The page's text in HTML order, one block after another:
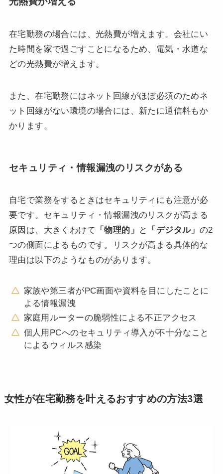
在宅勤務の場合には、光熱費が増えます。会社にい
た時間を家で過ごすことになるため、電気・水道な
どの光熱費が増えます。
また、在宅勤務にはネット回線がほぼ必須のためネ
ット回線がない環境の場合には、新たに通信料もか
かります。
セキュリティ・情報漏洩のリスクがある
自宅で業務をするときはセキュリティにも注意が必
要です。セキュリティ・情報漏洩のリスクが高まる
原因は、大きくわけて
「物理的」 と 「デジタル」 の2
つの側面によるものです。リスクが高まる具体的な
理由は以下のようなものがあります。
家族や第三者がPC画面や資料を目にしたことに
よる情報漏洩
家庭用ルーターの脆弱性による不正アクセス
個人用PCへのセキュリティ導入が不十分なこと
によるウィルス感染
女性が在宅勤務を叶えるおすすめの方法3選